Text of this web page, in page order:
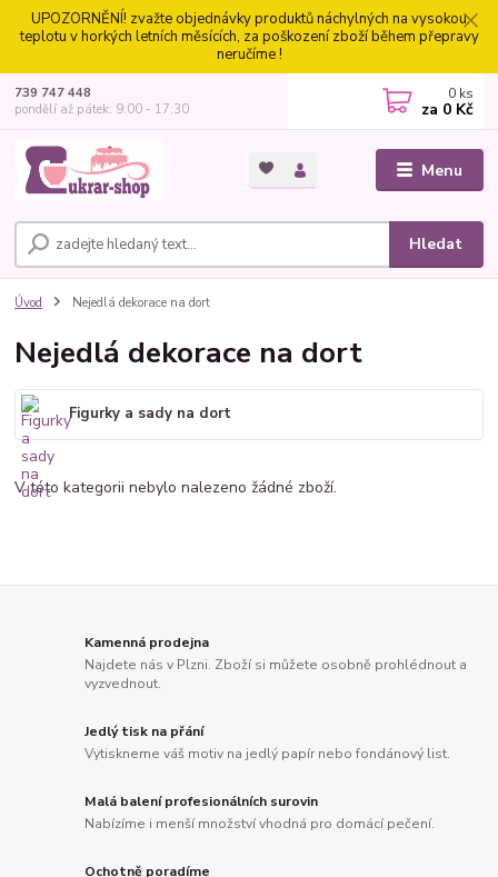
UPOZORNĚNÍ! zvažte objednávky produktů náchylných na vysokou
teplotu v horkých letních měsících, za poškození zboží během přepravy
neručíme !
Menu
Hledat
739 747 448
pondělí až pátek: 9:00 - 17:30
0 ks
za 0 Kč
Úvod Nejedlá dekorace na dort
Nejedlá dekorace na dort
Figurky a sady na dort
V této kategorii nebylo nalezeno žádné zboží.
Kamenná prodejna
Najdete nás v Plzni. Zboží si můžete osobně prohlédnout a
vyzvednout.
Jedlý tisk na přání
Vytiskneme váš motiv na jedlý papír nebo fondánový list.
Malá balení profesionálních surovin
Nabízíme i menší množství vhodná pro domácí pečení.
Ochotně poradíme